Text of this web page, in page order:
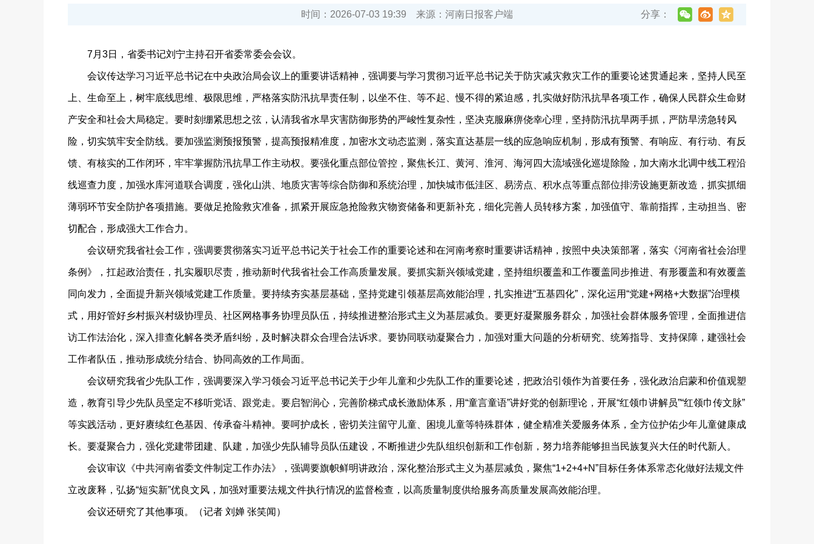
时间： 2026-07-03 19:39 来源： 河南日报客户端 分享：
7月3日，省委书记刘宁主持召开省委常委会会议。
会议传达学习习近平总书记在中央政治局会议上的重要讲话精神，强调要与学习贯彻习近平总书记关于防灾减灾救灾工作的重要论述贯通起来，坚持人民至
上、生命至上，树牢底线思维、极限思维，严格落实防汛抗旱责任制，以坐不住、等不起、慢不得的紧迫感，扎实做好防汛抗旱各项工作，确保人民群众生命财
产安全和社会大局稳定。要时刻绷紧思想之弦，认清我省水旱灾害防御形势的严峻性复杂性，坚决克服麻痹侥幸心理，坚持防汛抗旱两手抓，严防旱涝急转风
险，切实筑牢安全防线。要加强监测预报预警，提高预报精准度，加密水文动态监测，落实直达基层一线的应急响应机制，形成有预警、有响应、有行动、有反
馈、有核实的工作闭环，牢牢掌握防汛抗旱工作主动权。要强化重点部位管控，聚焦长江、黄河、淮河、海河四大流域强化巡堤除险，加大南水北调中线工程沿
线巡查力度，加强水库河道联合调度，强化山洪、地质灾害等综合防御和系统治理，加快城市低洼区、易涝点、积水点等重点部位排涝设施更新改造，抓实抓细
薄弱环节安全防护各项措施。要做足抢险救灾准备，抓紧开展应急抢险救灾物资储备和更新补充，细化完善人员转移方案，加强值守、靠前指挥，主动担当、密
切配合，形成强大工作合力。
会议研究我省社会工作，强调要贯彻落实习近平总书记关于社会工作的重要论述和在河南考察时重要讲话精神，按照中央决策部署，落实《河南省社会治理
条例》，扛起政治责任，扎实履职尽责，推动新时代我省社会工作高质量发展。要抓实新兴领域党建，坚持组织覆盖和工作覆盖同步推进、有形覆盖和有效覆盖
同向发力，全面提升新兴领域党建工作质量。要持续夯实基层基础，坚持党建引领基层高效能治理，扎实推进“五基四化”，深化运用“党建+网格+大数据”治理模
式，用好管好乡村振兴村级协理员、社区网格事务协理员队伍，持续推进整治形式主义为基层减负。要更好凝聚服务群众，加强社会群体服务管理，全面推进信
访工作法治化，深入排查化解各类矛盾纠纷，及时解决群众合理合法诉求。要协同联动凝聚合力，加强对重大问题的分析研究、统筹指导、支持保障，建强社会
工作者队伍，推动形成统分结合、协同高效的工作局面。
会议研究我省少先队工作，强调要深入学习领会习近平总书记关于少年儿童和少先队工作的重要论述，把政治引领作为首要任务，强化政治启蒙和价值观塑
造，教育引导少先队员坚定不移听党话、跟党走。要启智润心，完善阶梯式成长激励体系，用“童言童语”讲好党的创新理论，开展“红领巾讲解员”“红领巾传文脉”
等实践活动，更好赓续红色基因、传承奋斗精神。要呵护成长，密切关注留守儿童、困境儿童等特殊群体，健全精准关爱服务体系，全方位护佑少年儿童健康成
长。要凝聚合力，强化党建带团建、队建，加强少先队辅导员队伍建设，不断推进少先队组织创新和工作创新，努力培养能够担当民族复兴大任的时代新人。
会议审议《中共河南省委文件制定工作办法》，强调要旗帜鲜明讲政治，深化整治形式主义为基层减负，聚焦“1+2+4+N”目标任务体系常态化做好法规文件
立改废释，弘扬“短实新”优良文风，加强对重要法规文件执行情况的监督检查，以高质量制度供给服务高质量发展高效能治理。
会议还研究了其他事项。（记者 刘婵 张笑闻）